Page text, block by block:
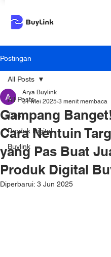
Postingan
All Posts
Tips
Produk Digital
Buylink
All Posts
Gampang
Cara Nentuin
yang Pas Buat
Produk Digital
Arya Buylink
31 Mei 2025 3 menit membaca
Diperbarui: 3 Jun 2025